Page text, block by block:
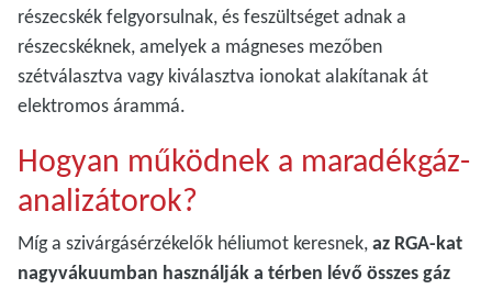
részecskék felgyorsulnak, és feszültséget adnak a
részecskéknek, amelyek a mágneses mezőben
szétválasztva vagy kiválasztva ionokat alakítanak át
elektromos árammá.
Hogyan működnek a maradékgáz-
analizátorok?
Míg a szivárgásérzékelők héliumot keresnek,az RGA-kat
nagyvákuumban használják a térben lévő összes gáz